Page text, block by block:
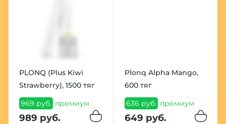
PLONQ (Plus Kiwi
Strawberry), 1500 тяг
969 руб. премиум
989 руб.
Plonq Alpha Mango,
600 тяг
636 руб. премиум
649 руб.